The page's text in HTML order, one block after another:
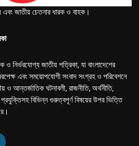
জাতীয় চেতনার ধারক ও বাহক।
নির্ভরযোগ্য জাতীয় পত্রিকা, যা বাংলাদেশের
এবং সময়োপযোগী সংবাদ সংগ্রহ ও পরিবেশনে
ও আন্তর্জাতিক ঘটনাবলী, রাজনীতি, অর্থনীতি,
প্রযুক্তিসহ বিভিন্ন গুরুত্বপূর্ণ বিষয়ের উপর ভিত্তি